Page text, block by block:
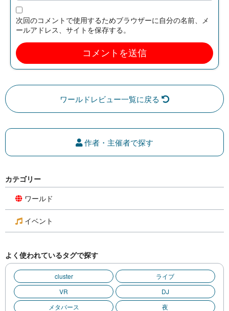
次回のコメントで使用するためブラウザーに自分の名前、メ
ールアドレス、サイトを保存する。
ワールドレビュー一覧に戻る
作者・主催者で探す
カテゴリー
ワールド
イベント
よく使われているタグで探す
cluster
ライブ
VR
DJ
メタバース
夜